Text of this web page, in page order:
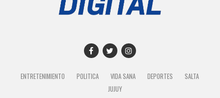
ENTRETENIMIENTO POLITICA VIDA SANA DEPORTES
SALTA
JUJUY